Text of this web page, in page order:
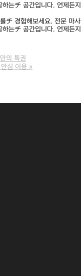
는チ 공간입니다. 언제든
경험해보세요. 전문
는チ 공간입니다. 언제든
의 특권
심 이용 »